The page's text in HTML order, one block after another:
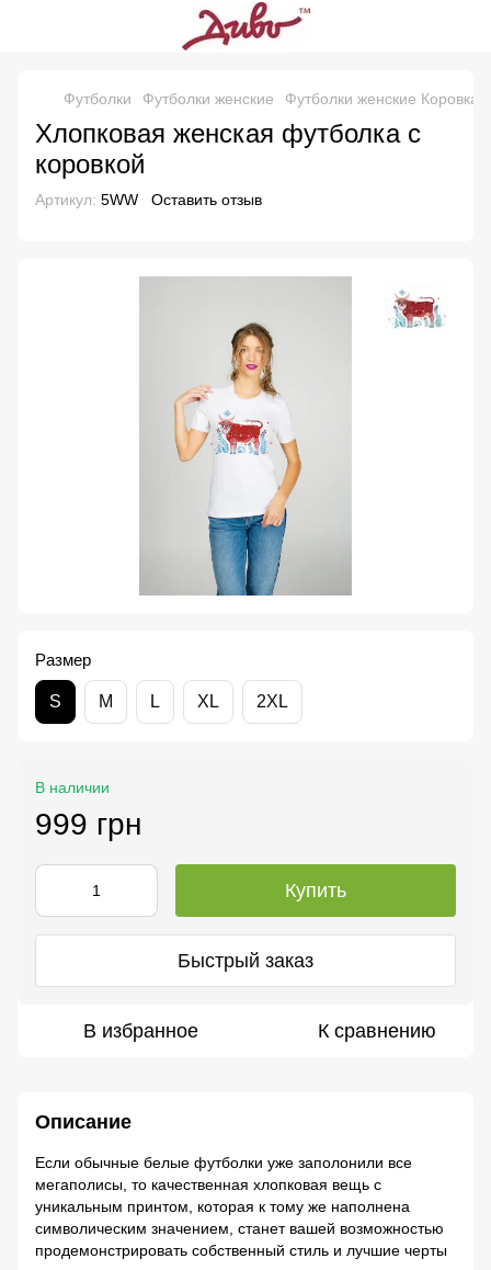
Футболки Футболки женские Футболки женские Коровка
Хлопковая женская футболка с
коровкой
Артикул: 5WW Оставить отзыв
Размер
S M L XL 2XL
В наличии
999 грн
Купить
Быстрый заказ
В избранное К сравнению
Описание
Если обычные белые футболки уже заполонили все
мегаполисы, то качественная хлопковая вещь с
уникальным принтом, которая к тому же наполнена
символическим значением, станет вашей возможностью
продемонстрировать собственный стиль и лучшие черты